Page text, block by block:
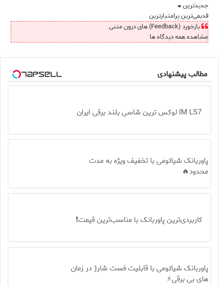
جدیدترین
قدیمی‌ترینپرامتیازترین
بازخورد (Feedback) های درون متنی
مشاهده همه دیدگاه ها
مطالب پیشنهادی
IM LS7 لوکس ترین شاسی بلند برقی ایران
پاوربانک شیائومی با تخفیف ویژه به مدت
محدود🔥
کاربردی‌ترین پاوربانک با مناسب‌ترین قیمت❗
پاوربانک شیائومی با قابلیت فست شارژ در زمان
های بی برقی⚡